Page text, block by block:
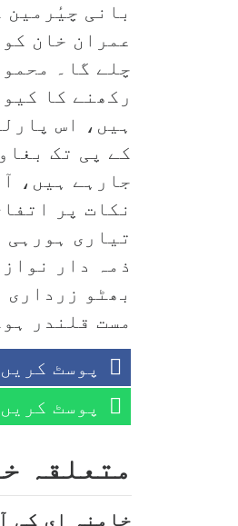
بانی چیٔرمین
عمران خان
چلے گا۔
رکھنے کا
ہیں، اس
کے پی تک
جارہے ہیں،
نکات پر
تیاری ہورہی
ذمہ دار
بھٹو
مست قلندر
پوسٹ کریں
پوسٹ کریں
متعلقہ
خامنہ ای کی